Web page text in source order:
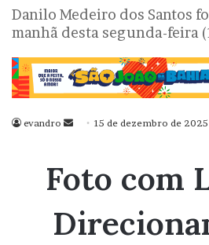
Danilo Medeiro dos Santos
manhã desta segunda-feira
evandro
Mande
mail
15 de dezembro de 2025
Foto com